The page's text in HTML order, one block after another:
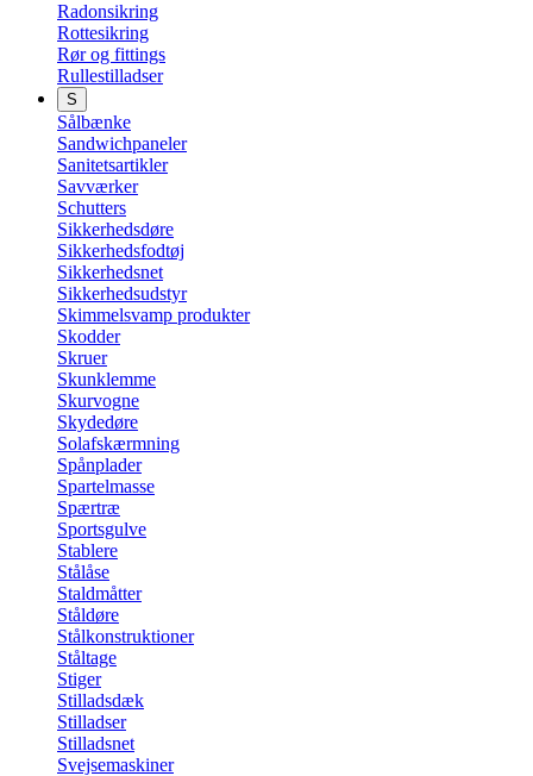
Radonsikring
Rottesikring
Rør og fittings
Rullestilladser
S
Sålbænke
Sandwichpaneler
Sanitetsartikler
Savværker
Schutters
Sikkerhedsdøre
Sikkerhedsfodtøj
Sikkerhedsnet
Sikkerhedsudstyr
Skimmelsvamp produkter
Skodder
Skruer
Skunklemme
Skurvogne
Skydedøre
Solafskærmning
Spånplader
Spartelmasse
Spærtræ
Sportsgulve
Stablere
Stålåse
Staldmåtter
Ståldøre
Stålkonstruktioner
Ståltage
Stiger
Stilladsdæk
Stilladser
Stilladsnet
Svejsemaskiner